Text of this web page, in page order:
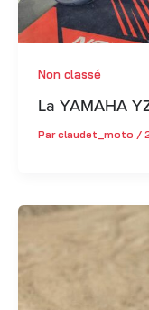
Non classé
La YAMAHA
Parclaudet_moto /